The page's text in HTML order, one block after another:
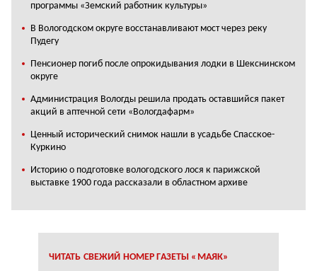
программы «Земский работник культуры»
В Вологодском округе восстанавливают мост через реку
Пудегу
Пенсионер погиб после опрокидывания лодки в Шекснинском
округе
Администрация Вологды решила продать оставшийся пакет
акций в аптечной сети «Вологдафарм»
Ценный исторический снимок нашли в усадьбе Спасское-
Куркино
Историю о подготовке вологодского лося к парижской
выставке 1900 года рассказали в областном архиве
ЧИТАТЬ СВЕЖИЙ НОМЕР ГАЗЕТЫ «МАЯК»